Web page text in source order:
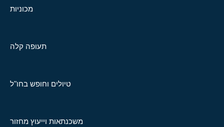
מכוניות
תעופה קלה
טיולים וחופש בחו"ל
משכנתאות וייעוץ מחזור